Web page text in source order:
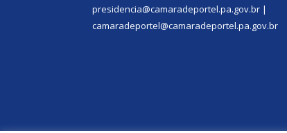
presidencia@camaradeportel.pa.gov.br |
camaradeportel@camaradeportel.pa.gov.br